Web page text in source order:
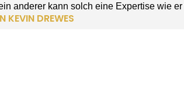
anderer kann solch eine Expertise wie
KEVIN DREWES